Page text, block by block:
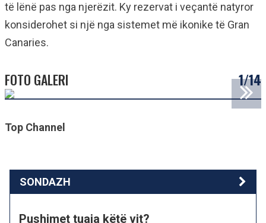
të lënë pas nga njerëzit. Ky rezervat i veçantë natyror
konsiderohet si një nga sistemet më ikonike të Gran
Canaries.
FOTO GALERI 1/14
Top Channel
SONDAZH
Pushimet tuaja këtë vit?